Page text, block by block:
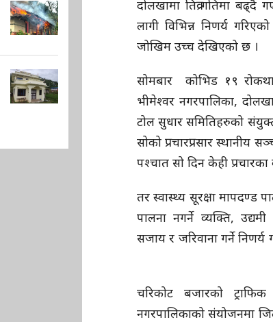
दोलखामा तिव्र गतिमा बढ्दै
लागी विभिन्न निणर्य
जोखिम उच्च देखिएको छ ।
सोमबार कोभिड १९
भीमेश्वर नगरपालिका,
टोल सुधार समितिहरुको
सोको प्रचारप्रसार स्थानीय
पश्चात सो दिन केही
तर स्वास्थ्य सूरक्षा मापदण्ड
पालना नगर्ने व्यक्ति,
सजाय र जरिवाना गर्ने
चरिकोट बजारको
नगरपालिकाको संयोजनमा